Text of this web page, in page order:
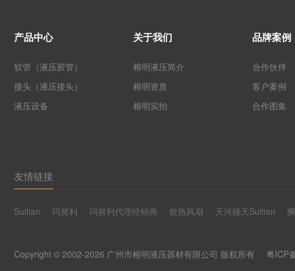
产品中心
软管（液压胶管）
接头（液压接头）
液压设备
关于我们
榕明液压简介
榕明资质
榕明实拍
品牌案例
合作伙伴
客户案例
合作图集
友情链接
Suitian 玛努利 玛努利代理经销商 散热风扇 天河穗天Suitian
Copyright © 2002-2026 广州市榕明液压器材有限公司 版权所有 粤ICP